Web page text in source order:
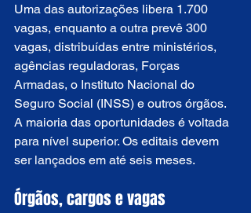
Uma das autorizações libera 1.700
vagas, enquanto a outra prevê 300
vagas, distribuídas entre ministérios,
agências reguladoras, Forças
Armadas, o Instituto Nacional do
Seguro Social (INSS) e outros órgãos.
A maioria das oportunidades é voltada
para nível superior. Os editais devem
ser lançados em até seis meses.
Órgãos, cargos e vagas